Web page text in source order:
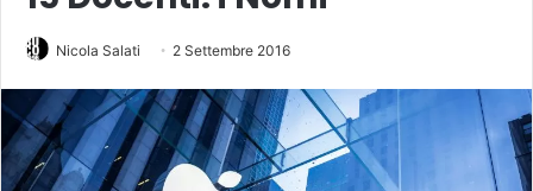
Nicola Salati 2 Settembre 2016